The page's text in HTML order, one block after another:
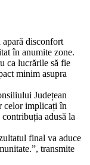
apară disconfort
în anumite zone.
ca lucrările să fie
minim asupra
Județean
celor implicați în
adusă la
final va aduce
transmite